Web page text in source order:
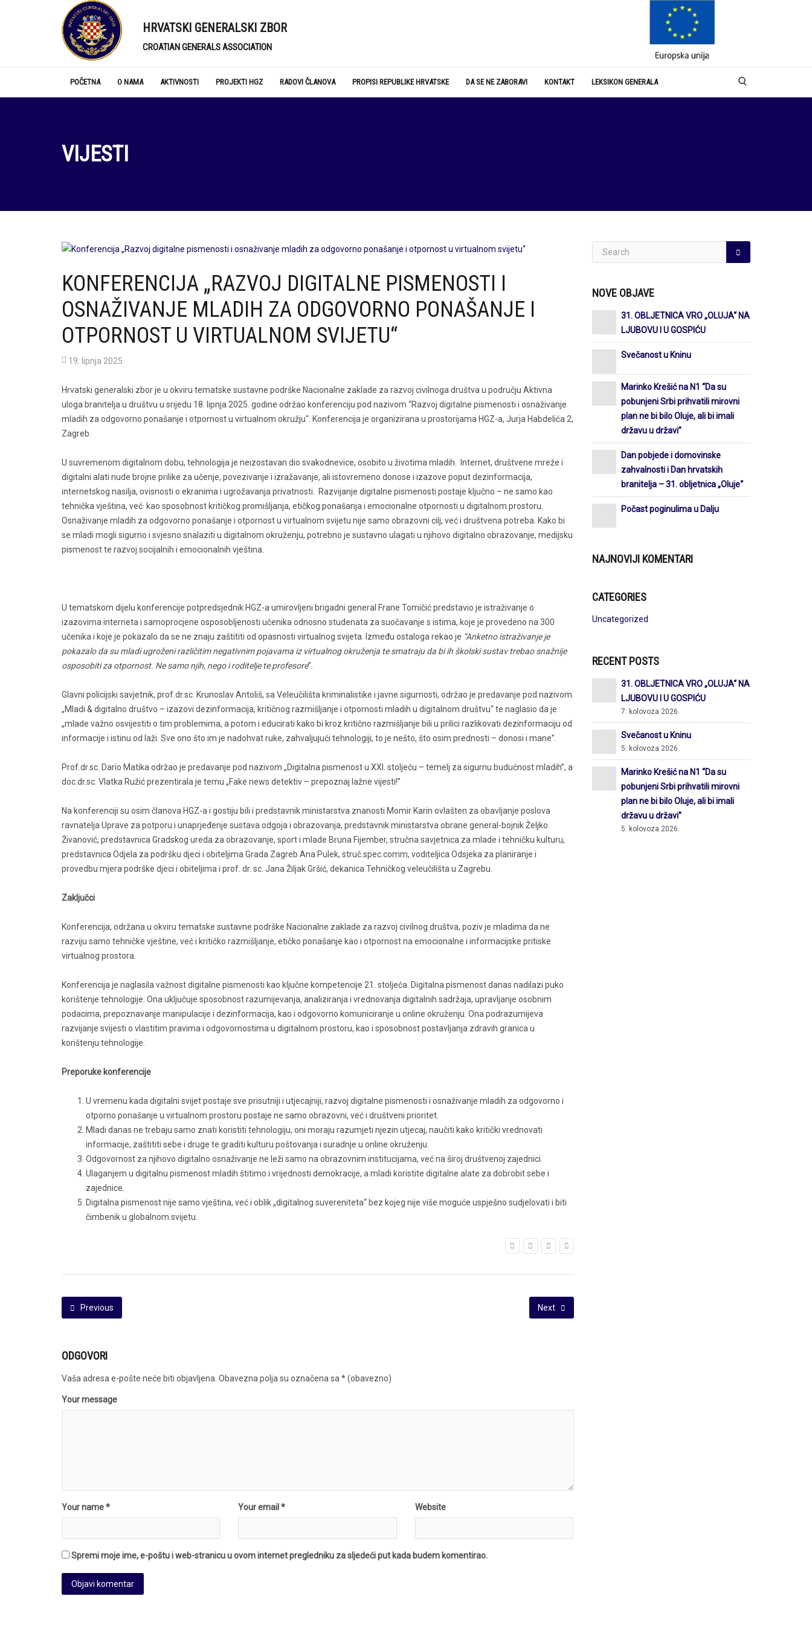
HRVATSKI GENERALSKI ZBOR
CROATIAN GENERALS ASSOCIATION
POČETNA O NAMA AKTIVNOSTI PROJEKTI HGZ RADOVI ČLANOVA PROPISI REPUBLIKE HRVATSKE DA SE NE ZABORAVI KONTAKT LEKSIKON GENERALA
VIJESTI
KONFERENCIJA „RAZVOJ DIGITALNE PISMENOSTI I
OSNAŽIVANJE MLADIH ZA ODGOVORNO PONAŠANJE I
OTPORNOST U VIRTUALNOM SVIJETU“
19. lipnja 2025.
Hrvatski generalski zbor je u okviru tematske sustavne podrške Nacionalne zaklade za razvoj civilnoga društva u području Aktivna
uloga branitelja u društvu u srijedu 18. lipnja 2025. godine održao konferenciju pod nazivom “Razvoj digitalne pismenosti i osnaživanje
mladih za odgovorno ponašanje i otpornost u virtualnom okružju“. Konferencija je organizirana u prostorijama HGZ-a, Jurja Habdelića 2,
Zagreb.
U suvremenom digitalnom dobu, tehnologija je neizostavan dio svakodnevice, osobito u životima mladih. Internet, društvene mreže i
digitalni alati nude brojne prilike za učenje, povezivanje i izražavanje, ali istovremeno donose i izazove poput dezinformacija,
internetskog nasilja, ovisnosti o ekranima i ugrožavanja privatnosti. Razvijanje digitalne pismenosti postaje ključno – ne samo kao
tehnička vještina, već kao sposobnost kritičkog promišljanja, etičkog ponašanja i emocionalne otpornosti u digitalnom prostoru.
Osnaživanje mladih za odgovorno ponašanje i otpornost u virtualnom svijetu nije samo obrazovni cilj, već i društvena potreba. Kako bi
se mladi mogli sigurno i svjesno snalaziti u digitalnom okruženju, potrebno je sustavno ulagati u njihovo digitalno obrazovanje, medijsku
pismenost te razvoj socijalnih i emocionalnih vještina.
U tematskom dijelu konferencije potpredsjednik HGZ-a umirovljeni brigadni general Frane Tomičić predstavio je istraživanje o
izazovima interneta i samoprocjene osposobljenosti učenika odnosno studenata za suočavanje s istima, koje je provedeno na 300
učenika i koje je pokazalo da se ne znaju zaštititi od opasnosti virtualnog svijeta. Između ostaloga rekao je “Anketno istraživanje je
pokazalo da su mladi ugroženi različitim negativnim pojavama iz virtualnog okruženja te smatraju da bi ih školski sustav trebao snažnije
osposobiti za otpornost. Ne samo njih, nego i roditelje te profesore”.
Glavni policijski savjetnik, prof.dr.sc. Krunoslav Antoliš, sa Veleučilišta kriminalistike i javne sigurnosti, održao je predavanje pod nazivom
„Mladi & digitalno društvo – izazovi dezinformacija, kritičnog razmišljanje i otpornosti mladih u digitalnom društvu“ te naglasio da je
„mlade važno osvijestiti o tim problemima, a potom i educirati kako bi kroz kritično razmišljanje bili u prilici razlikovati dezinformaciju od
informacije i istinu od laži. Sve ono što im je nadohvat ruke, zahvaljujući tehnologiji, to je nešto, što osim prednosti – donosi i mane”.
Prof.dr.sc. Dario Matika održao je predavanje pod nazivom „Digitalna pismenost u XXI. stoljeću – temelj za sigurnu budućnost mladih”, a
doc.dr.sc. Vlatka Ružić prezentirala je temu „Fake news detektiv – prepoznaj lažne vijesti!”
Na konferenciji su osim članova HGZ-a i gostiju bili i predstavnik ministarstva znanosti Momir Karin ovlašten za obavljanje poslova
ravnatelja Uprave za potporu i unaprjeđenje sustava odgoja i obrazovanja, predstavnik ministarstva obrane general-bojnik Željko
Živanović, predstavnica Gradskog ureda za obrazovanje, sport i mlade Bruna Fijember, stručna savjetnica za mlade i tehničku kulturu,
predstavnica Odjela za podršku djeci i obiteljima Grada Zagreb Ana Pulek, struč.spec.comm, voditeljica Odsjeka za planiranje i
provedbu mjera podrške djeci i obiteljima i prof. dr. sc. Jana Žiljak Gršić, dekanica Tehničkog veleučilišta u Zagrebu.
Zaključci
Konferencija, održana u okviru tematske sustavne podrške Nacionalne zaklade za razvoj civilnog društva, poziv je mladima da ne
razviju samo tehničke vještine, već i kritičko razmišljanje, etičko ponašanje kao i otpornost na emocionalne i informacijske pritiske
virtualnog prostora.
Konferencija je naglasila važnost digitalne pismenosti kao ključne kompetencije 21. stoljeća. Digitalna pismenost danas nadilazi puko
korištenje tehnologije. Ona uključuje sposobnost razumijevanja, analiziranja i vrednovanja digitalnih sadržaja, upravljanje osobnim
podacima, prepoznavanje manipulacije i dezinformacija, kao i odgovorno komuniciranje u online okruženju. Ona podrazumijeva
razvijanje svijesti o vlastitim pravima i odgovornostima u digitalnom prostoru, kao i sposobnost postavljanja zdravih granica u
korištenju tehnologije.
Preporuke konferencije
U vremenu kada digitalni svijet postaje sve prisutniji i utjecajniji, razvoj digitalne pismenosti i osnaživanje mladih za odgovorno i
otporno ponašanje u virtualnom prostoru postaje ne samo obrazovni, već i društveni prioritet.
Mladi danas ne trebaju samo znati koristiti tehnologiju, oni moraju razumjeti njezin utjecaj, naučiti kako kritički vrednovati
informacije, zaštititi sebe i druge te graditi kulturu poštovanja i suradnje u online okruženju.
Odgovornost za njihovo digitalno osnaživanje ne leži samo na obrazovnim institucijama, već na široj društvenoj zajednici.
Ulaganjem u digitalnu pismenost mladih štitimo i vrijednosti demokracije, a mladi koristite digitalne alate za dobrobit sebe i
zajednice.
Digitalna pismenost nije samo vještina, već i oblik „digitalnog suvereniteta“ bez kojeg nije više moguće uspješno sudjelovati i biti
čimbenik u globalnom svijetu.
Previous Next
ODGOVORI
Vaša adresa e-pošte neće biti objavljena. Obavezna polja su označena sa * (obavezno)
Your message
Your name * Your email * Website
Spremi moje ime, e-poštu i web-stranicu u ovom internet pregledniku za sljedeći put kada budem komentirao.
NOVE OBJAVE
31. OBLJETNICA VRO „OLUJA“ NA
LJUBOVU I U GOSPIĆU
Svečanost u Kninu
Marinko Krešić na N1 “Da su
pobunjeni Srbi prihvatili mirovni
plan ne bi bilo Oluje, ali bi imali
državu u državi”
Dan pobjede i domovinske
zahvalnosti i Dan hrvatskih
branitelja – 31. obljetnica „Oluje“
Počast poginulima u Dalju
NAJNOVIJI KOMENTARI
CATEGORIES
Uncategorized
RECENT POSTS
31. OBLJETNICA VRO „OLUJA“ NA
LJUBOVU I U GOSPIĆU
7. kolovoza 2026.
Svečanost u Kninu
5. kolovoza 2026.
Marinko Krešić na N1 “Da su
pobunjeni Srbi prihvatili mirovni
plan ne bi bilo Oluje, ali bi imali
državu u državi”
5. kolovoza 2026.